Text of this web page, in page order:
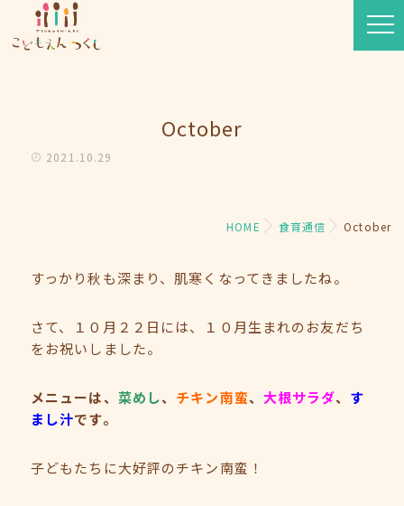
October
2021.10.29
HOME 食育通信 October
すっかり秋も深まり、肌寒くなってきましたね。
さて、１０月２２日には、１０月生まれのお友だち
をお祝いしました。
メニューは、 菜めし、 チキン南蛮、 大根サラダ、 す
まし汁です。
子どもたちに大好評のチキン南蛮！